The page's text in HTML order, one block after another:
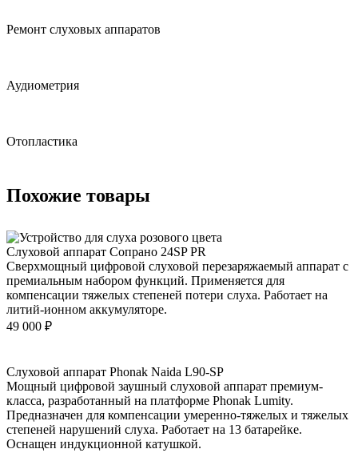
Ремонт слуховых аппаратов
Аудиометрия
Отопластика
Похожие товары
Слуховой аппарат Сопрано 24SP PR
Сверхмощный цифровой слуховой перезаряжаемый аппарат с
премиальным набором функций. Применяется для
компенсации тяжелых степеней потери слуха. Работает на
литий-ионном аккумуляторе.
49 000 ₽
Слуховой аппарат Phonak Naida L90-SP
Мощный цифровой заушный слуховой аппарат премиум-
класса, разработанный на платформе Phonak Lumity.
Предназначен для компенсации умеренно-тяжелых и тяжелых
степеней нарушений слуха. Работает на 13 батарейке.
Оснащен индукционной катушкой.